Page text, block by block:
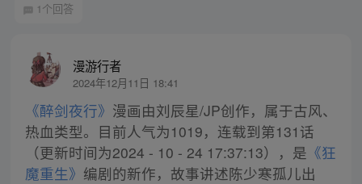
1个回答
漫游行者
2024年12月11日 18:41
《醉剑夜行》 漫画由刘辰星/JP创作，属于古风、
热血类型。目前人气为1019，连载到第131话
（更新时间为2024 - 10 - 24 17:37:13），是 《狂
魔重生》 编剧的新作，故事讲述陈少寒孤儿出